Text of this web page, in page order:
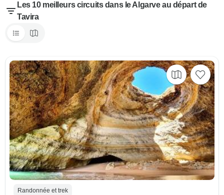
Les 10 meilleurs circuits dans le Algarve au départ de
Tavira
Randonnée et trek